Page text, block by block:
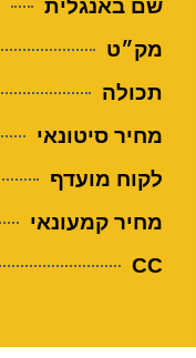
שם באנגלית
מק״ט
תכולה
מחיר סיטונאי
לקוח מועדף
מחיר קמעונאי
CC